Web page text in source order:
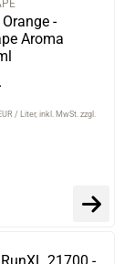
-
Aroma
/ Liter inkl. MwSt. zzgl.